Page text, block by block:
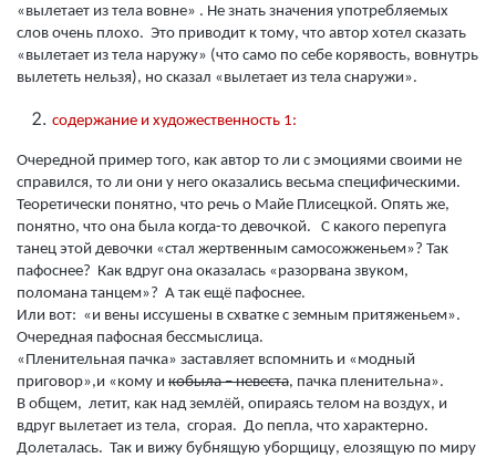
«вылетает из тела вовне» . Не знать значения употребляемых
слов очень плохо. Это приводит к тому, что автор хотел сказать
«вылетает из тела наружу» (что само по себе корявость, вовнутрь
вылететь нельзя), но сказал «вылетает из тела снаружи».
содержание и художественность 1:
Очередной пример того, как автор то ли с эмоциями своими не
справился, то ли они у него оказались весьма специфическими.
Теоретически понятно, что речь о Майе Плисецкой. Опять же,
понятно, что она была когда-то девочкой. С какого перепуга
танец этой девочки «стал жертвенным самосожженьем»? Так
пафоснее? Как вдруг она оказалась «разорвана звуком,
поломана танцем»? А так ещё пафоснее.
Или вот: «и вены иссушены в схватке с земным притяженьем».
Очередная пафосная бессмыслица.
«Пленительная пачка» заставляет вспомнить и «модный
приговор»,и «кому и кобыла – невеста, пачка пленительна».
В общем, летит, как над землёй, опираясь телом на воздух, и
вдруг вылетает из тела, сгорая. До пепла, что характерно.
Долеталась. Так и вижу бубнящую уборщицу, елозящую по миру